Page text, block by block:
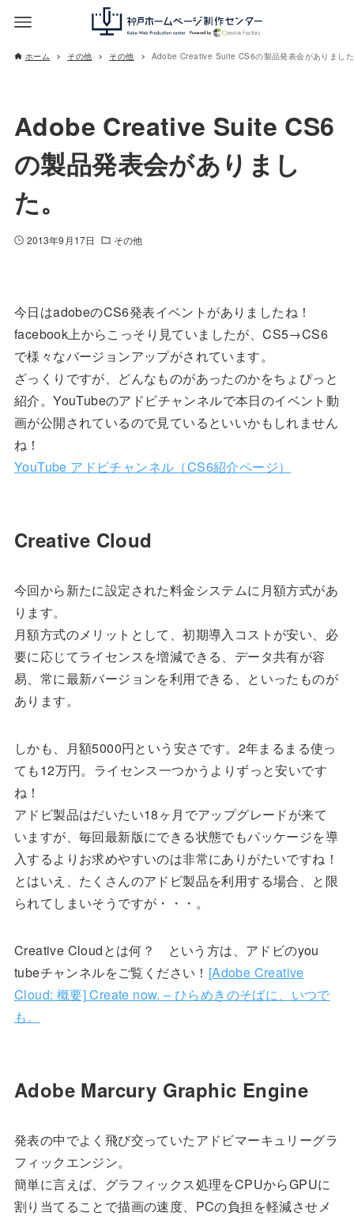
ホーム その他 その他 Adobe Creative Suite CS6の製品発表会がありまし
Adobe Creative Suite CS6
の製品発表会がありまし
た。
2013年9月17日 その他
今日はadobeのCS6発表イベントがありましたね！
facebook上からこっそり見ていましたが、CS5→CS6
で様々なバージョンアップがされています。
ざっくりですが、どんなものがあったのかをちょぴっと
紹介。YouTubeのアドビチャンネルで本日のイベント動
画が公開されているので見ているといいかもしれません
ね！
YouTube アドビチャンネル（CS6紹介ページ）
Creative Cloud
今回から新たに設定された料金システムに月額方式があ
ります。
月額方式のメリットとして、初期導入コストが安い、必
要に応じてライセンスを増減できる、データ共有が容
易、常に最新バージョンを利用できる、といったものが
あります。
しかも、月額5000円という安さです。2年まるまる使っ
ても12万円。ライセンス一つかうよりずっと安いです
ね！
アドビ製品はだいたい18ヶ月でアップグレードが来て
いますが、毎回最新版にできる状態でもパッケージを導
入するよりお求めやすいのは非常にありがたいですね！
とはいえ、たくさんのアドビ製品を利用する場合、と限
られてしまいそうですが・・・。
Creative Cloudとは何？ という方は、アドビのyou
tubeチャンネルをご覧ください！ [Adobe Creative
Cloud: 概要] Create now. – ひらめきのそばに、いつで
も。
Adobe Marcury Graphic Engine
発表の中でよく飛び交っていたアドビマーキュリーグラ
フィックエンジン。
簡単に言えば、グラフィックス処理をCPUからGPUに
割り当てることで描画の速度、PCの負担を軽減させメ